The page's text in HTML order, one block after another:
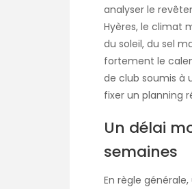
analyser le
Hyères, le climat
du soleil, du sel
fortement le
de club soumis à
fixer un planning
Un délai
semaines
En règle générale,